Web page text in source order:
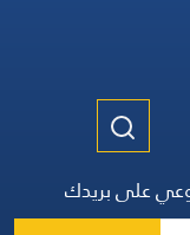
على بريدك